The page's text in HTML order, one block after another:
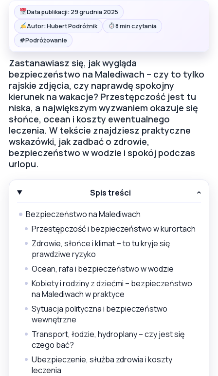
Data publikacji: 29 grudnia 2025
Autor: Hubert Podróżnik
8 min czytania
#Podróżowanie
Zastanawiasz się, jak wygląda
bezpieczeństwo na Malediwach – czy to tylko
rajskie zdjęcia, czy naprawdę spokojny
kierunek na wakacje? Przestępczość jest tu
niska, a największym wyzwaniem okazuje się
słońce, ocean i koszty ewentualnego
leczenia. W tekście znajdziesz praktyczne
wskazówki, jak zadbać o zdrowie,
bezpieczeństwo w wodzie i spokój podczas
urlopu.
Spis treści
Bezpieczeństwo na Malediwach
Przestępczość i bezpieczeństwo w kurortach
Zdrowie, słońce i klimat – to tu kryje się
prawdziwe ryzyko
Ocean, rafa i bezpieczeństwo w wodzie
Kobiety i rodziny z dziećmi – bezpieczeństwo
na Malediwach w praktyce
Sytuacja polityczna i bezpieczeństwo
wewnętrzne
Transport, łodzie, hydroplany – czy jest się
czego bać?
Ubezpieczenie, służba zdrowia i koszty
leczenia